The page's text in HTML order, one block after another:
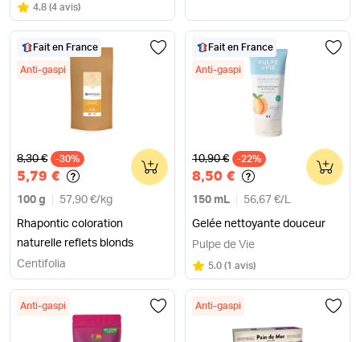
Note
4.8 sur 5
(4 avis)
Fait en France
Anti-gaspi
Ancien prix
8,30 € -30%
5,79 €
100 g 57,90 €/ kg
Rhapontic coloration
naturelle reflets blonds
0
Centifolia
Fait en France
Anti-gaspi
Ancien prix
10,90 € -22%
8,50 €
150 mL 56,67 €/ L
Gelée nettoyante douceur
0
Pulpe de Vie
Note
5.0 sur 5
(1 avis)
Anti-gaspi Anti-gaspi